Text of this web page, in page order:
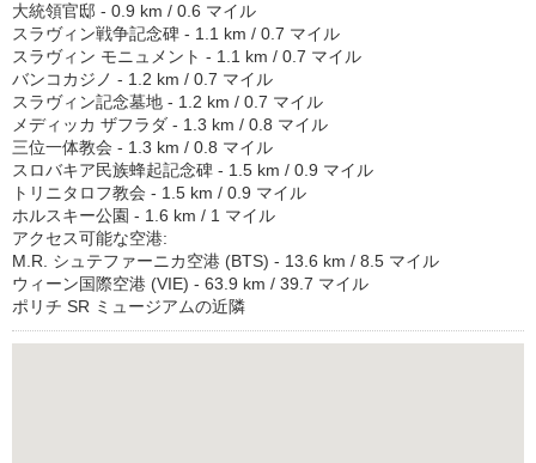
大統領官邸 - 0.9 km / 0.6 マイル
スラヴィン戦争記念碑 - 1.1 km / 0.7 マイル
スラヴィン モニュメント - 1.1 km / 0.7 マイル
バンコカジノ - 1.2 km / 0.7 マイル
スラヴィン記念墓地 - 1.2 km / 0.7 マイル
メディッカ ザフラダ - 1.3 km / 0.8 マイル
三位一体教会 - 1.3 km / 0.8 マイル
スロバキア民族蜂起記念碑 - 1.5 km / 0.9 マイル
トリニタロフ教会 - 1.5 km / 0.9 マイル
ホルスキー公園 - 1.6 km / 1 マイル
アクセス可能な空港:
M.R. シュテファーニカ空港 (BTS) - 13.6 km / 8.5 マイル
ウィーン国際空港 (VIE) - 63.9 km / 39.7 マイル
ポリチ SR ミュージアムの近隣